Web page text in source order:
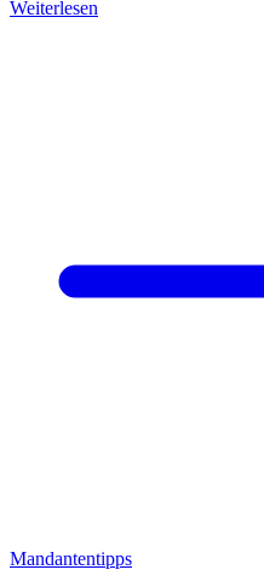
Weiterlesen
Mandantentipps